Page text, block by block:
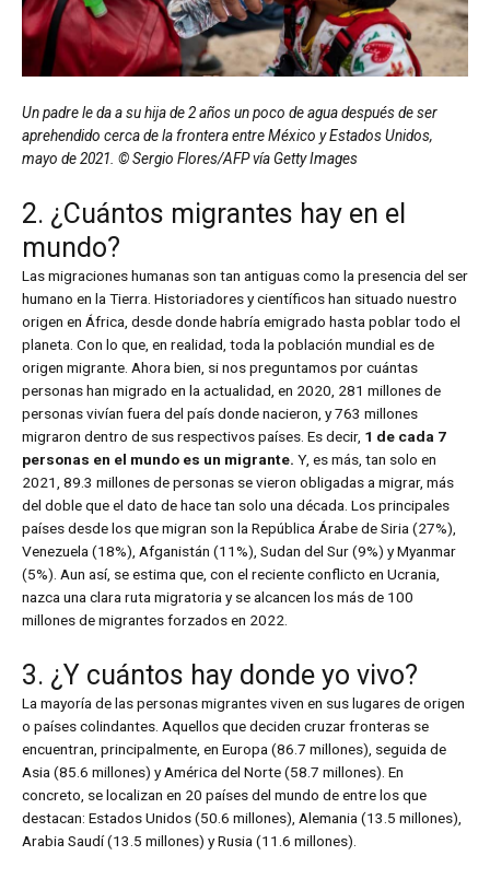
Un padre le da a su hija de 2 años un poco de agua después de ser
aprehendido cerca de la frontera entre México y Estados Unidos,
mayo de 2021. © Sergio Flores/AFP vía Getty Images
2. ¿Cuántos migrantes hay en el
mundo?
Las migraciones humanas son tan antiguas como la presencia del ser
humano en la Tierra. Historiadores y científicos han situado nuestro
origen en África, desde donde habría emigrado hasta poblar todo el
planeta. Con lo que, en realidad, toda la población mundial es de
origen migrante. Ahora bien, si nos preguntamos por cuántas
personas han migrado en la actualidad, en 2020, 281 millones de
personas vivían fuera del país donde nacieron, y 763 millones
migraron dentro de sus respectivos países. Es decir, 1 de cada 7
personas en el mundo es un migrante. Y, es más, tan solo en
2021, 89.3 millones de personas se vieron obligadas a migrar, más
del doble que el dato de hace tan solo una década. Los principales
países desde los que migran son la República Árabe de Siria (27%),
Venezuela (18%), Afganistán (11%), Sudan del Sur (9%) y Myanmar
(5%). Aun así, se estima que, con el reciente conflicto en Ucrania,
nazca una clara ruta migratoria y se alcancen los más de 100
millones de migrantes forzados en 2022.
3. ¿Y cuántos hay donde yo vivo?
La mayoría de las personas migrantes viven en sus lugares de origen
o países colindantes. Aquellos que deciden cruzar fronteras se
encuentran, principalmente, en Europa (86.7 millones), seguida de
Asia (85.6 millones) y América del Norte (58.7 millones). En
concreto, se localizan en 20 países del mundo de entre los que
destacan: Estados Unidos (50.6 millones), Alemania (13.5 millones),
Arabia Saudí (13.5 millones) y Rusia (11.6 millones).